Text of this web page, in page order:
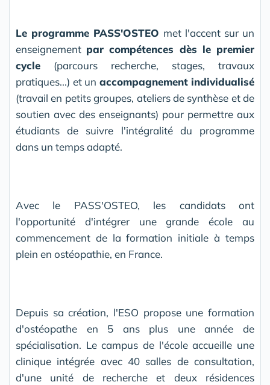
Le programme PASS'OSTEO met l'accent sur un
enseignement par compétences dès le premier
cycle (parcours recherche, stages, travaux
pratiques...) et un accompagnement individualisé
(travail en petits groupes, ateliers de synthèse et de
soutien avec des enseignants) pour permettre aux
étudiants de suivre l'intégralité du programme
dans un temps adapté.
Avec le PASS'OSTEO, les candidats ont
l'opportunité d'intégrer une grande école au
commencement de la formation initiale à temps
plein en ostéopathie, en France.
Depuis sa création, l'ESO propose une formation
d'ostéopathe en 5 ans plus une année de
spécialisation. Le campus de l'école accueille une
clinique intégrée avec 40 salles de consultation,
d'une unité de recherche et deux résidences